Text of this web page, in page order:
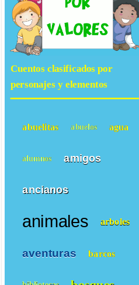
Cuentos clasificados por
personajes y elementos
abuelitas abuelos agua
alumnos amigos
ancianos
animales arboles
aventuras barcos